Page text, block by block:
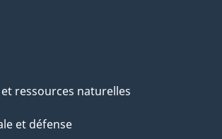
ressources naturelles
et défense